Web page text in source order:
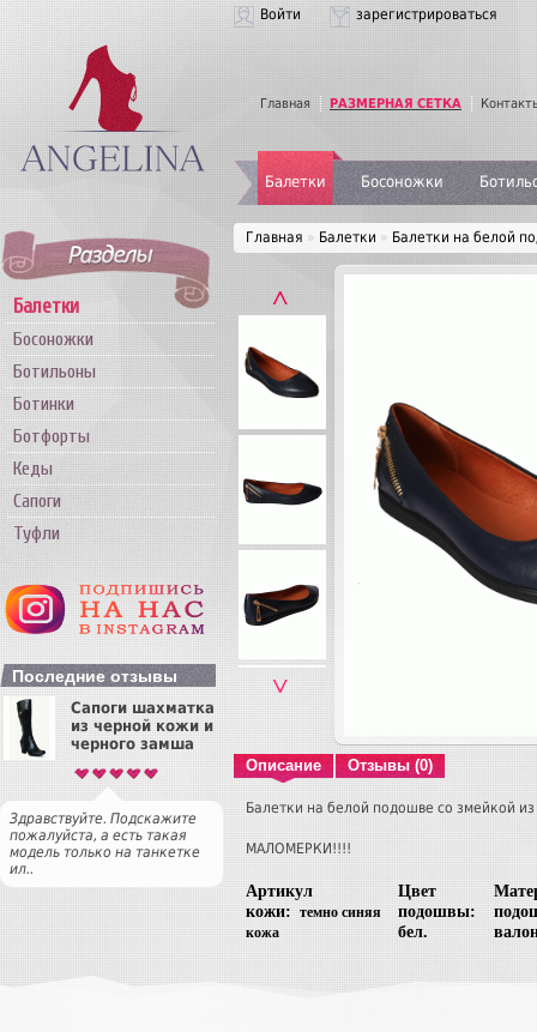
Войти зарегистрироваться
Главная РАЗМЕРНАЯ СЕТКА
Балетки Босоножки
Балетки
Босоножки
Ботильоны
Ботинки
Ботфорты
Кеды
Сапоги
Туфли
Последние отзывы
Сапоги шахматка
из черной кожи и
черного замша
Здравствуйте. Подскажите
пожалуйста, а есть такая
модель только на танкетке
ил..
Главная » Балетки » Балетки на белой
˄
˅
Описание Отзывы (0)
Балетки на белой подошве со змейкой
МАЛОМЕРКИ!!!!
Артикул
кожи: темно синяя
кожа
Цвет
подошвы:
бел.